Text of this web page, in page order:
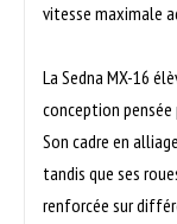
vitesse maximale
La Sedna MX-16
conception
Son cadre en
tandis que ses
renforcée sur